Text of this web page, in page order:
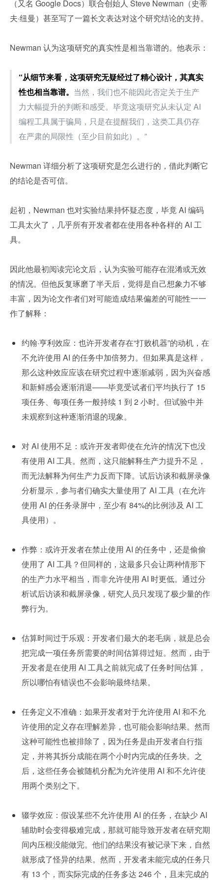
（又名 Google Docs）联合创始人 Steve Newman（史蒂
夫·纽曼）甚至写了一篇长文表达对这个研究结论的支持。
Newman 认为这项研究的真实性是相当靠谱的。他表示：
“从细节来看，这项研究无疑经过了精心设计，其真实
性也相当靠谱。 当然，我们也不能因此否定关于生产
力大幅提升的判断和感受。毕竟这项研究从未认定 AI
编程工具属于骗局，只是在提醒我们，这类工具仍存
在严肃的局限性（至少目前如此）。”
Newman 详细分析了这项研究是怎么进行的，借此判断它
的结论是否可信。
起初，Newman 也对实验结果持怀疑态度，毕竟 AI 编码
工具太火了，几乎所有开发者都在使用各种各样的 AI 工
具。
因此他最初阅读完论文后，认为实验可能存在混淆或无效
的情况。但他反复琢磨了半天后，觉得是自己想象力不够
丰富，因为论文作者们对可能造成结果偏差的可能性一一
作了解释：
约翰·亨利效应：也许开发者存在“打败机器”的动机，在
不允许使用 AI 的任务中加倍努力。但如果真是这样，
那么这种效应应该在研究过程中逐渐减弱，因为兴奋感
和新鲜感会逐渐消退——毕竟受试者们平均执行了 15
项任务、每项任务一般持续 1 到 2 小时。但试验中并
未观察到这种逐渐消退的现象。
对 AI 使用不足：或许开发者即使在允许的情况下也没
有使用 AI 工具。然而，这只能解释生产力提升不足，
而无法解释为何生产力反而下降。试后访谈和截屏录像
分析显示，参与者们确实大量使用了 AI 工具（在允许
使用 AI 的任务录屏中，至少有 84%的比例涉及 AI 工
具使用）。
作弊：或许开发者在禁止使用 AI 的任务中，还是偷偷
使用了 AI 工具？但同样的，这最多只会让两种情形下
的生产力水平相当，而非允许使用 AI 时更低。通过分
析试后访谈和截屏录像，研究人员只发现了极少量的作
弊行为。
估算时间过于乐观：开发者们最大的老毛病，就是总会
把完成一项任务所需要的时间估算得过短。然而，由于
开发者是在使用 AI 工具之前就完成了任务时间估算，
所以哪怕有错误也不会影响最终结果。
任务定义不准确：如果开发者对于允许使用 AI 和不允
许使用的定义存在理解差异，也可能会影响结果。然而
这种可能性也被排除了，因为任务是由开发者自行指
定，并将其拆分成能在两个小时内完成的任务块。之
后，这些任务会被随机分配为允许使用 AI 和不允许使
用两个类别之下。
辍学效应：假设某些不允许使用 AI 的任务，在缺少 AI
辅助时会变得极难完成，那就可能导致开发者在研究期
间内压根没能做完。他们的结果没有被记录下来，自然
就形成了怪异的结果。然而，开发者未能完成的任务只
有 13 个，而实际完成的任务多达 246 个，且未完成的